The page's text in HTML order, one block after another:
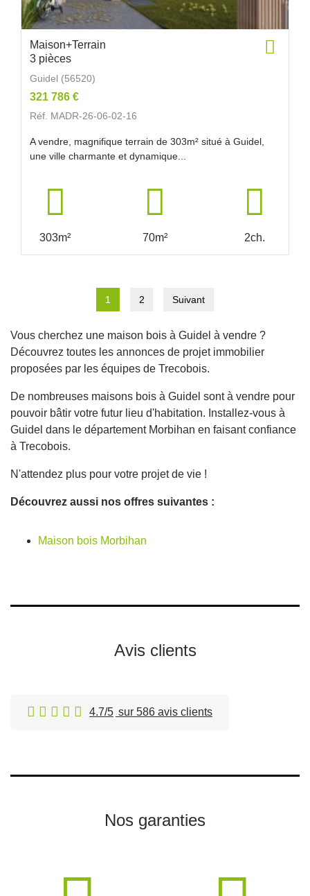
Maison+Terrain
3 pièces
Guidel (56520)
321 786 €
Réf. MADR-26-06-02-16
A vendre, magnifique terrain de 303m² situé à Guidel,
une ville charmante et dynamique...
303m² 70m² 2ch.
1 2 Suivant
Vous cherchez une maison bois à Guidel à vendre ?
Découvrez toutes les annonces de projet immobilier
proposées par les équipes de Trecobois.
De nombreuses maisons bois à Guidel sont à vendre pour
pouvoir bâtir votre futur lieu d'habitation. Installez-vous à
Guidel dans le département Morbihan en faisant confiance
à Trecobois.
N'attendez plus pour votre projet de vie !
Découvrez aussi nos offres suivantes :
Maison bois Morbihan
Avis clients
4.7/5 sur 586 avis clients
Nos garanties